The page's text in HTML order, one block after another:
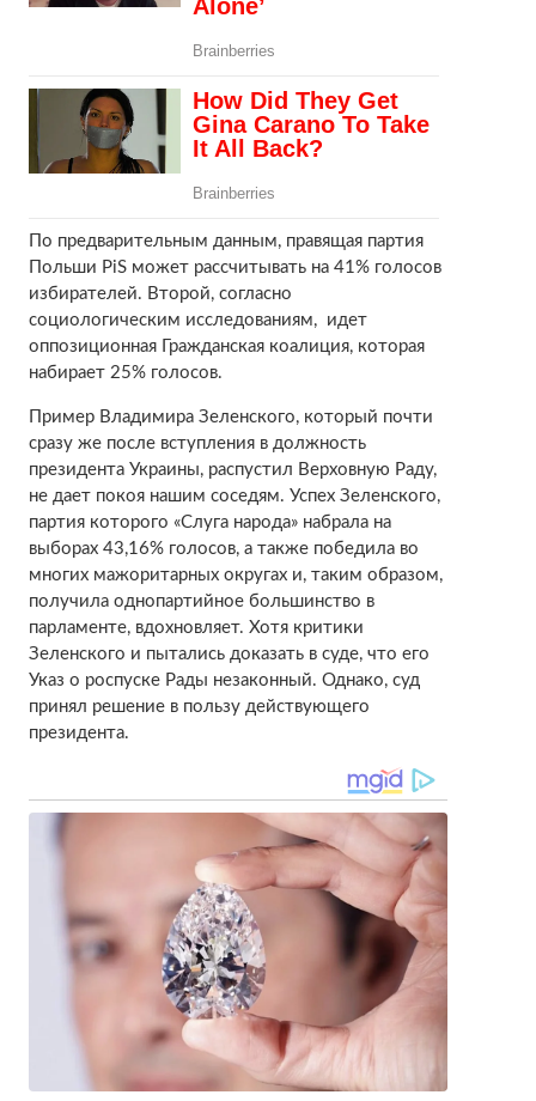
По предварительным данным, правящая партия
Польши PiS может рассчитывать на 41% голосов
избирателей. Второй, согласно
социологическим исследованиям, идет
оппозиционная Гражданская коалиция, которая
набирает 25% голосов.
Пример Владимира Зеленского, который почти
сразу же после вступления в должность
президента Украины, распустил Верховную Раду,
не дает покоя нашим соседям. Успех Зеленского,
партия которого «Слуга народа» набрала на
выборах 43,16% голосов, а также победила во
многих мажоритарных округах и, таким образом,
получила однопартийное большинство в
парламенте, вдохновляет. Хотя критики
Зеленского и пытались доказать в суде, что его
Указ о роспуске Рады незаконный. Однако, суд
принял решение в пользу действующего
президента.